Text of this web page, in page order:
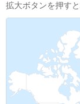
拡大ボタンを押す